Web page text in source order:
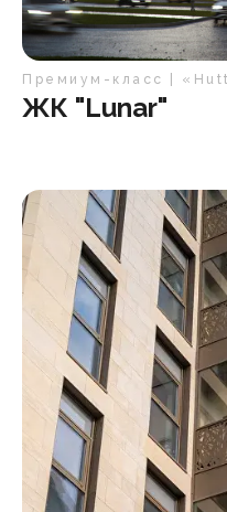
Премиум-класс |
ЖК "Lunar"